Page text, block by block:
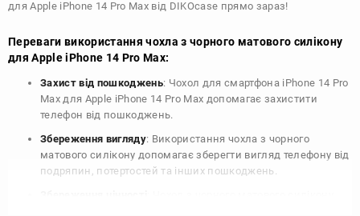
для Apple iPhone 14 Pro Max від DIKOcase прямо зараз!
Переваги використання чохла з чорного матового силікону
для Apple iPhone 14 Pro Max:
Захист від пошкоджень: Чохол для смартфона iPhone 14 Pro
Max для Apple iPhone 14 Pro Max допомагає захистити
телефон від пошкоджень.
Збереження вигляду: Використання чохла з чорного
матового силікону допомагає зберегти вигляд телефону від
подряпин, потертостей та інших пошкоджень.